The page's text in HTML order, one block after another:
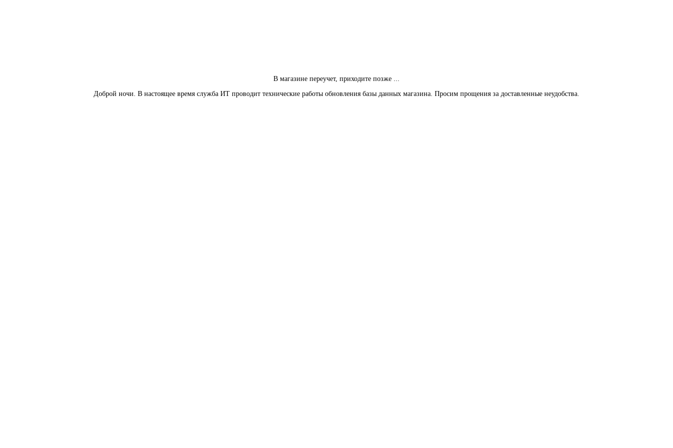
В магазине переучет, приходите позже ...
Доброй ночи. В настоящее время служба ИТ проводит технические работы обновления базы данных магазина. Просим прощения за доставленные неудобства.